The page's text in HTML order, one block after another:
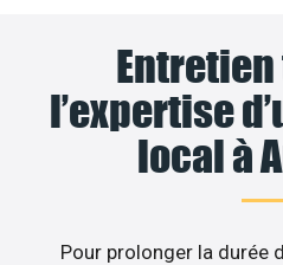
l’expertise
local à
Pour prolonger la durée